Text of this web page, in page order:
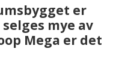
er
mye av
Mega er det